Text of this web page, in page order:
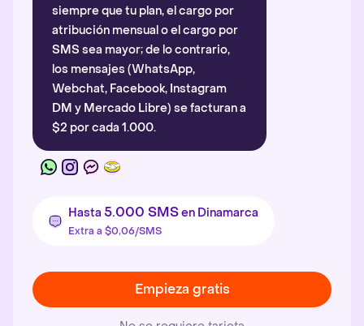
siempre que tu plan, el cargo por
atribución mensual o el cargo por
SMS sea mayor; de lo contrario,
los mensajes (WhatsApp,
Webchat, Facebook, Instagram
DM y Mercado Libre) se facturan a
$2 por cada 1.000.
Hasta 5.000 SMSen Dinamarca
Extra a $0,06/SMS
Empieza gratis